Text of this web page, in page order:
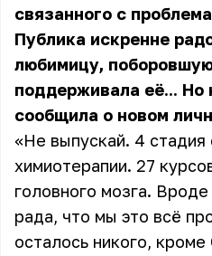
связанного с
Публика искренне
любимицу,
поддерживала её...
сообщила о новом
«Не выпускай. 4 стадия
химиотерапии. 27
головного мозга.
рада, что мы это всё
осталось никого,